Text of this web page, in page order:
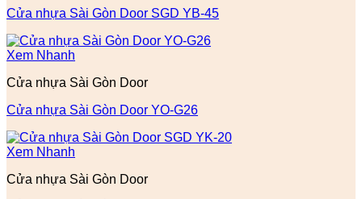
Cửa nhựa Sài Gòn Door SGD YB-45
Xem Nhanh
Cửa nhựa Sài Gòn Door
Cửa nhựa Sài Gòn Door YO-G26
Xem Nhanh
Cửa nhựa Sài Gòn Door